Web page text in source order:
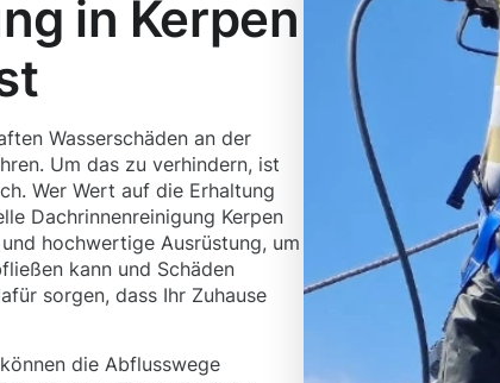
in Kerpen
Wasserschäden an der
Um das zu verhindern, ist
Wer Wert auf die Erhaltung
Dachrinnenreinigung Kerpen
hochwertige Ausrüstung, um
kann und Schäden
sorgen, dass Ihr Zuhause
die Abflusswege